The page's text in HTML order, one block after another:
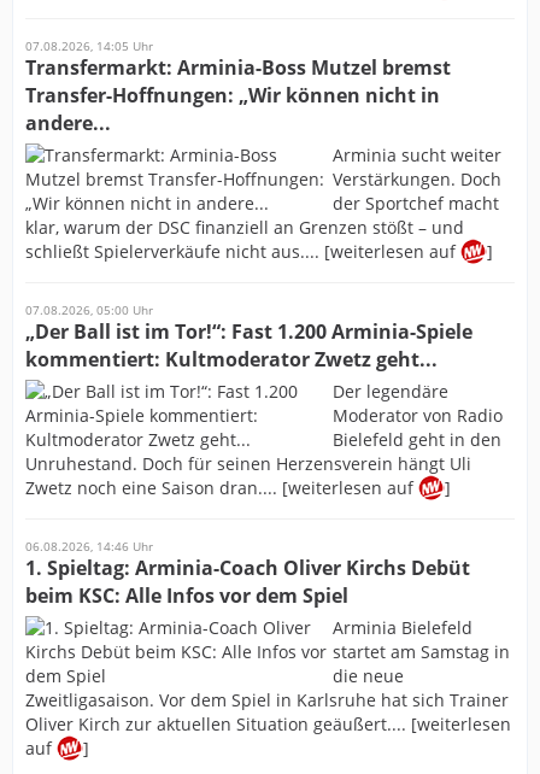
07.08.2026, 14:05 Uhr
Transfermarkt: Arminia-Boss Mutzel bremst
Transfer-Hoffnungen: „Wir können nicht in
andere...
Arminia sucht weiter
Verstärkungen. Doch
der Sportchef macht
klar, warum der DSC finanziell an Grenzen stößt – und
schließt Spielerverkäufe nicht aus.... [weiterlesen auf
]
07.08.2026, 05:00 Uhr
„Der Ball ist im Tor!“: Fast 1.200 Arminia-Spiele
kommentiert: Kultmoderator Zwetz geht...
Der legendäre
Moderator von Radio
Bielefeld geht in den
Unruhestand. Doch für seinen Herzensverein hängt Uli
Zwetz noch eine Saison dran.... [weiterlesen auf
]
06.08.2026, 14:46 Uhr
1. Spieltag: Arminia-Coach Oliver Kirchs Debüt
beim KSC: Alle Infos vor dem Spiel
Arminia Bielefeld
startet am Samstag in
die neue
Zweitligasaison. Vor dem Spiel in Karlsruhe hat sich Trainer
Oliver Kirch zur aktuellen Situation geäußert.... [weiterlesen
auf
]